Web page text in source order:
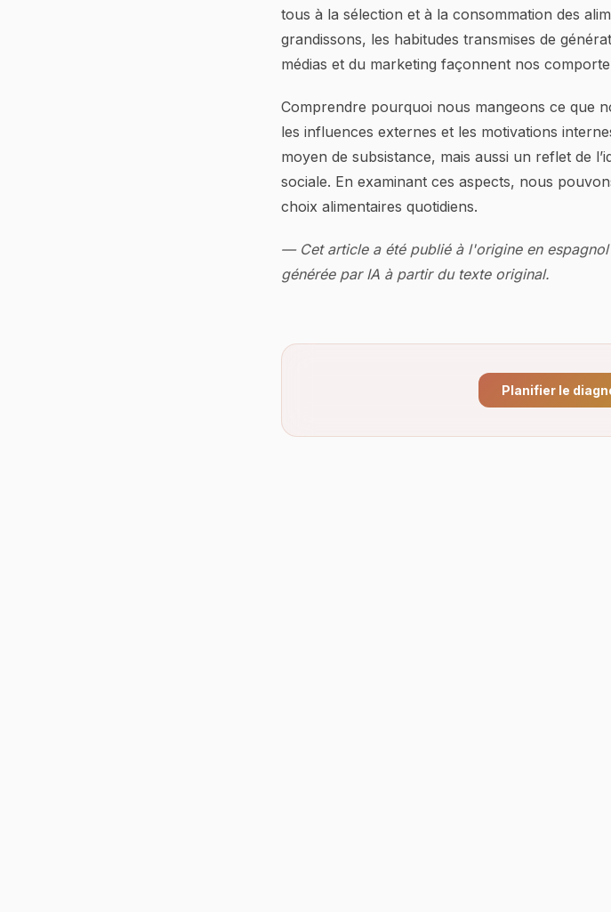
tous à la sélection et à la consommation des
grandissons, les habitudes transmises de
médias et du marketing façonnent nos
Comprendre pourquoi nous mangeons ce que
les influences externes et les motivations
moyen de subsistance, mais aussi un reflet de
sociale. En examinant ces aspects, nous
choix alimentaires quotidiens.
— Cet article a été publié à l'origine en
générée par IA à partir du texte original.
Planifier le